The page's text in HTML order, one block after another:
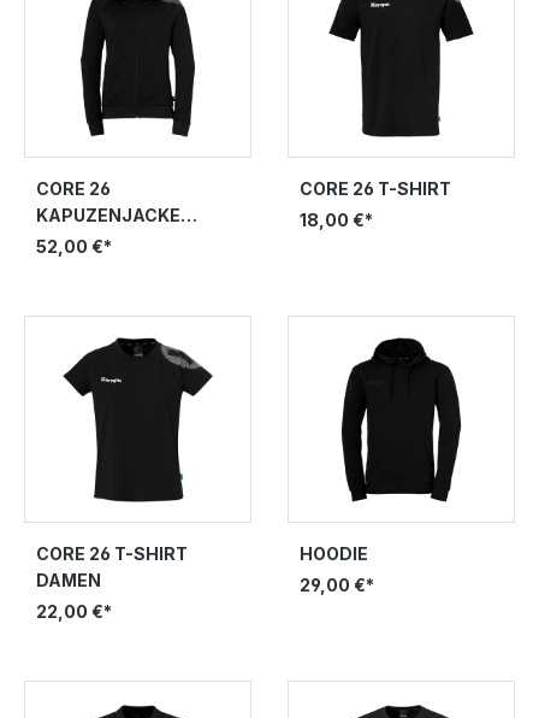
CORE 26
KAPUZENJACKE
DAMEN
52,00 €*
CORE 26 T-SHIRT
18,00 €*
CORE 26 T-SHIRT
DAMEN
22,00 €*
HOODIE
29,00 €*